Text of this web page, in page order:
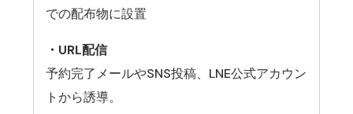
での配布物に設置
・URL配信
予約完了メールやSNS投稿、LNE公式アカウン
トから誘導。